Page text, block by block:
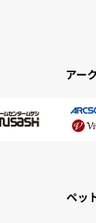
アー
ペッ